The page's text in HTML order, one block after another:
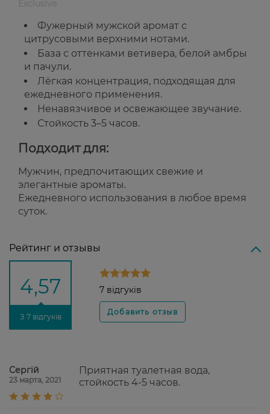
Фужерный мужской аромат с
цитрусовыми верхними нотами.
База с оттенками ветивера, белой амбры
и пачули.
Лёгкая концентрация, подходящая для
ежедневного применения.
Ненавязчивое и освежающее звучание.
Стойкость 3–5 часов.
Подходит для:
Мужчин, предпочитающих свежие и
элегантные ароматы.
Ежедневного использования в любое время
суток.
Рейтинг и отзывы
4,57
З 7 відгуків
7 відгуків
Сергій
23 марта, 2021
Приятная туалетная вода,
стойкость 4-5 часов.